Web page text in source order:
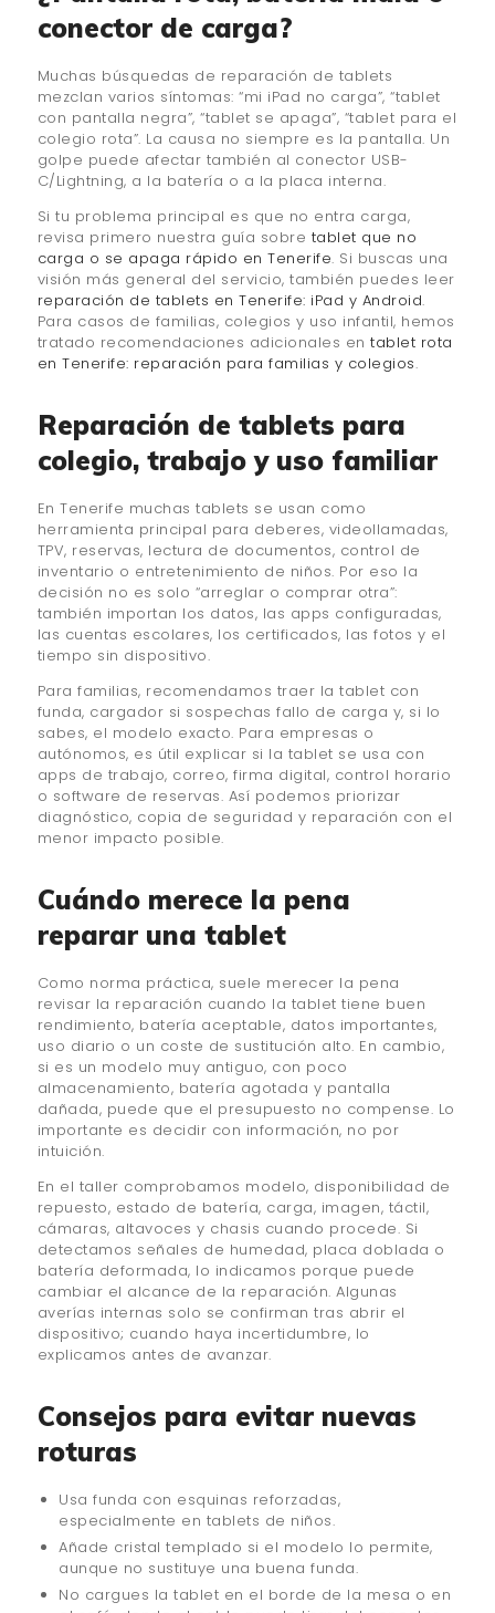
conector de carga?
Muchas búsquedas de reparación de tablets
mezclan varios síntomas: “mi iPad no carga”, “tablet
con pantalla negra”, “tablet se apaga”, “tablet para el
colegio rota”. La causa no siempre es la pantalla. Un
golpe puede afectar también al conector USB-
C/Lightning, a la batería o a la placa interna.
Si tu problema principal es que no entra carga,
revisa primero nuestra guía sobre tablet que no
carga o se apaga rápido en Tenerife. Si buscas una
visión más general del servicio, también puedes leer
reparación de tablets en Tenerife: iPad y Android.
Para casos de familias, colegios y uso infantil, hemos
tratado recomendaciones adicionales entablet rota
en Tenerife: reparación para familias y colegios.
Reparación de tablets para
colegio, trabajo y uso familiar
En Tenerife muchas tablets se usan como
herramienta principal para deberes, videollamadas,
TPV, reservas, lectura de documentos, control de
inventario o entretenimiento de niños. Por eso la
decisión no es solo “arreglar o comprar otra”:
también importan los datos, las apps configuradas,
las cuentas escolares, los certificados, las fotos y el
tiempo sin dispositivo.
Para familias, recomendamos traer la tablet con
funda, cargador si sospechas fallo de carga y, si lo
sabes, el modelo exacto. Para empresas o
autónomos, es útil explicar si la tablet se usa con
apps de trabajo, correo, firma digital, control horario
o software de reservas. Así podemos priorizar
diagnóstico, copia de seguridad y reparación con el
menor impacto posible.
Cuándo merece la pena
reparar una tablet
Como norma práctica, suele merecer la pena
revisar la reparación cuando la tablet tiene buen
rendimiento, batería aceptable, datos importantes,
uso diario o un coste de sustitución alto. En cambio,
si es un modelo muy antiguo, con poco
almacenamiento, batería agotada y pantalla
dañada, puede que el presupuesto no compense. Lo
importante es decidir con información, no por
intuición.
En el taller comprobamos modelo, disponibilidad de
repuesto, estado de batería, carga, imagen, táctil,
cámaras, altavoces y chasis cuando procede. Si
detectamos señales de humedad, placa doblada o
batería deformada, lo indicamos porque puede
cambiar el alcance de la reparación. Algunas
averías internas solo se confirman tras abrir el
dispositivo; cuando haya incertidumbre, lo
explicamos antes de avanzar.
Consejos para evitar nuevas
roturas
Usa funda con esquinas reforzadas,
especialmente en tablets de niños.
Añade cristal templado si el modelo lo permite,
aunque no sustituye una buena funda.
No cargues la tablet en el borde de la mesa o en